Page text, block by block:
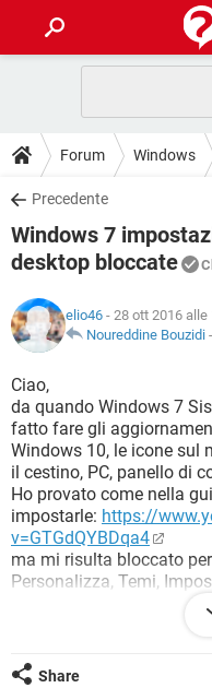
INTRATTENIMENTO
iOS
INSTAGRAM
TIKTOK
HARDWARE
GUIDE
COVID-19
iOS
TIKTOK
DOWNLOAD
COVID-19
INTRATTENIMENTO
iOS
INSTAGRAM
TIKTOK
HARDWARE
FORUM
INTRATTENIMENTO
INSTAGRAM
TIKTOK
HARDWARE
GLOSSARIO
COVID-19
INTRATTENIMENTO
iOS
INSTAGRAM
TIKTOK
HARDWARE
Forum Windows
Precedente
Windows 7
desktop bloccate
elio46 - 28 ott 2016 alle
Noureddine Bouzidi -
Ciao,
da quando Windows 7
fatto fare gli
Windows 10, le icone sul
il cestino, PC, panello di
Ho provato come nella
impostarle: https://
v=GTGdQYBDqa4
ma mi risulta bloccato
Personalizza, Temi,
bloccate, non si apre
Share